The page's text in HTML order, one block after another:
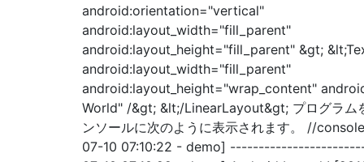
android:orientation="vertical"
android:layout_width="fill_parent"
android:layout_height="fill_parent" &gt;
android:layout_width="fill_parent"
android:layout_height="wrap_content"
World" /&gt; &lt;/LinearLayout&gt; プログラム
ンソールに次のように表示されます。 //
07-10 07:10:22 - demo]